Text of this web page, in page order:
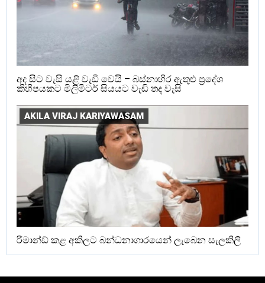
අද සිට වැසි යළි වැඩි වෙයි – බස්නාහිර ඇතුළු ප්‍රදේශ
කිහිපයකට මිලිමීටර් සියයට වැඩි තද වැසි
AKILA VIRAJ KARIYAWASAM
රිමාන්ඩ් කළ අකිලට බන්ධනාගාරයෙන් ලැබෙන සැලකිලි